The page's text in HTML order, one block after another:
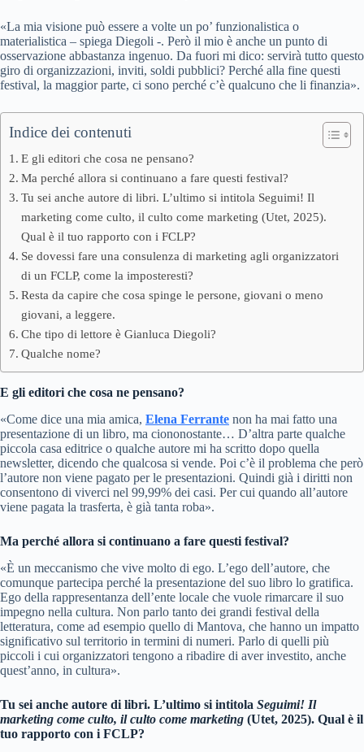
«La mia visione può essere a volte un po’ funzionalistica o
materialistica – spiega Diegoli -. Però il mio è anche un punto di
osservazione abbastanza ingenuo. Da fuori mi dico: servirà tutto questo
giro di organizzazioni, inviti, soldi pubblici? Perché alla fine questi
festival, la maggior parte, ci sono perché c’è qualcuno che li finanzia».
Indice dei contenuti
E gli editori che cosa ne pensano?
Ma perché allora si continuano a fare questi festival?
Tu sei anche autore di libri. L’ultimo si intitola Seguimi! Il
marketing come culto, il culto come marketing (Utet, 2025).
Qual è il tuo rapporto con i FCLP?
Se dovessi fare una consulenza di marketing agli organizzatori
di un FCLP, come la imposteresti?
Resta da capire che cosa spinge le persone, giovani o meno
giovani, a leggere.
Che tipo di lettore è Gianluca Diegoli?
Qualche nome?
E gli editori che cosa ne pensano?
«Come dice una mia amica, Elena Ferrante non ha mai fatto una
presentazione di un libro, ma ciononostante… D’altra parte qualche
piccola casa editrice o qualche autore mi ha scritto dopo quella
newsletter, dicendo che qualcosa si vende. Poi c’è il problema che però
l’autore non viene pagato per le presentazioni. Quindi già i diritti non
consentono di viverci nel 99,99% dei casi. Per cui quando all’autore
viene pagata la trasferta, è già tanta roba».
Ma perché allora si continuano a fare questi festival?
«È un meccanismo che vive molto di ego. L’ego dell’autore, che
comunque partecipa perché la presentazione del suo libro lo gratifica.
Ego della rappresentanza dell’ente locale che vuole rimarcare il suo
impegno nella cultura. Non parlo tanto dei grandi festival della
letteratura, come ad esempio quello di Mantova, che hanno un impatto
significativo sul territorio in termini di numeri. Parlo di quelli più
piccoli i cui organizzatori tengono a ribadire di aver investito, anche
quest’anno, in cultura».
Tu sei anche autore di libri. L’ultimo si intitola Seguimi! Il
marketing come culto, il culto come marketing (Utet, 2025). Qual è il
tuo rapporto con i FCLP?